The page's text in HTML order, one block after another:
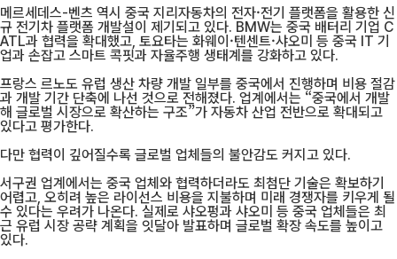
메르세데스-벤츠 역시 중국 지리자동차의 전자·전기 플랫폼을 활용한 신
규 전기차 플랫폼 개발설이 제기되고 있다. BMW는 중국 배터리 기업 C
ATL과 협력을 확대했고, 토요타는 화웨이·텐센트·샤오미 등 중국 IT 기
업과 손잡고 스마트 콕핏과 자율주행 생태계를 강화하고 있다.
프랑스 르노도 유럽 생산 차량 개발 일부를 중국에서 진행하며 비용 절감
과 개발 기간 단축에 나선 것으로 전해졌다. 업계에서는 “중국에서 개발
해 글로벌 시장으로 확산하는 구조”가 자동차 산업 전반으로 확대되고
있다고 평가한다.
다만 협력이 깊어질수록 글로벌 업체들의 불안감도 커지고 있다.
서구권 업계에서는 중국 업체와 협력하더라도 최첨단 기술은 확보하기
어렵고, 오히려 높은 라이선스 비용을 지불하며 미래 경쟁자를 키우게 될
수 있다는 우려가 나온다. 실제로 샤오펑과 샤오미 등 중국 업체들은 최
근 유럽 시장 공략 계획을 잇달아 발표하며 글로벌 확장 속도를 높이고
있다.